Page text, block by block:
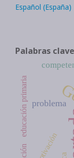
Español (España)
Palabras clave
problema
educación primaria
motivación